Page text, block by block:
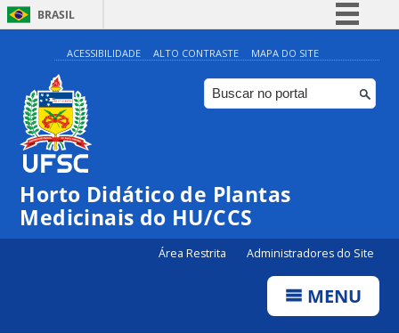
BRASIL
Simplifique!
Comunica BR
Participe
Canais
ACESSIBILIDADE ALTO CONTRASTE MAPA DO SITE
Horto Didático de Plantas
Medicinais do HU/CCS
Área Restrita Administradores do Site
MENU